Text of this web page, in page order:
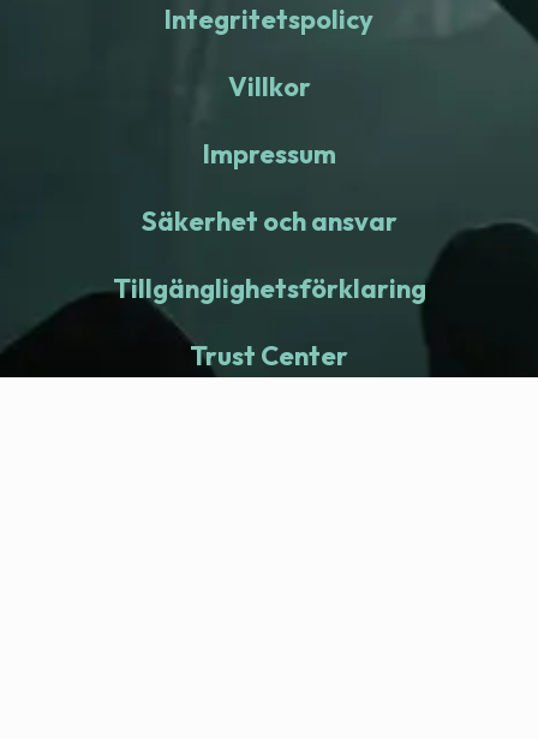
Integritetspolicy
Villkor
Impressum
Säkerhet och ansvar
Tillgänglighetsförklaring
Trust Center